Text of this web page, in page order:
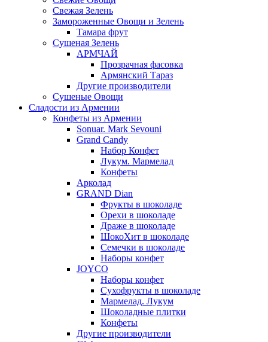
Свежая Зелень
Замороженные Овощи и Зелень
Тамара фрут
Сушеная Зелень
АРМЧАЙ
Прозрачная фасовка
Армянский Тараз
Другие производители
Сушеные Овощи
Сладости из Армении
Конфеты из Армении
Sonuar. Mark Sevouni
Grand Candy
Набор Конфет
Лукум. Мармелад
Конфеты
Арколад
GRAND Dian
Фрукты в шоколаде
Орехи в шоколаде
Драже в шоколаде
ШокоХит в шоколаде
Семечки в шоколаде
Наборы конфет
JOYCO
Наборы конфет
Сухофрукты в шоколаде
Мармелад. Лукум
Шоколадные плитки
Конфеты
Другие производители